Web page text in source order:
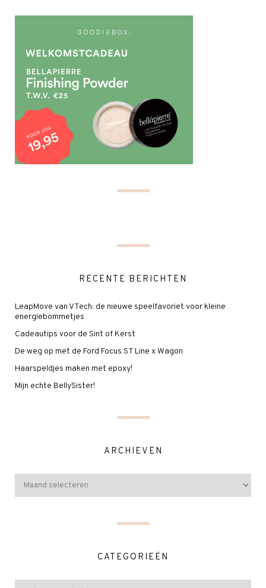
RECENTE BERICHTEN
LeapMove van VTech: de nieuwe speelfavoriet voor kleine
energiebommetjes
Cadeautips voor de Sint of Kerst
De weg op met de Ford Focus ST Line x Wagon
Haarspeldjes maken met epoxy!
Mijn echte BellySister!
ARCHIEVEN
CATEGORIEËN